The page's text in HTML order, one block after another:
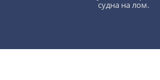
судна на лом.